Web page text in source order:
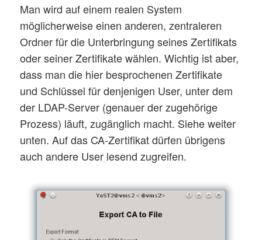
Man wird auf einem realen System
möglicherweise einen anderen, zentraleren
Ordner für die Unterbringung seines Zertifikats
oder seiner Zertifikate wählen. Wichtig ist aber,
dass man die hier besprochenen Zertifikate
und Schlüssel für denjenigen User, unter dem
der LDAP-Server (genauer der zugehörige
Prozess) läuft, zugänglich macht. Siehe weiter
unten. Auf das CA-Zertifikat dürfen übrigens
auch andere User lesend zugreifen.